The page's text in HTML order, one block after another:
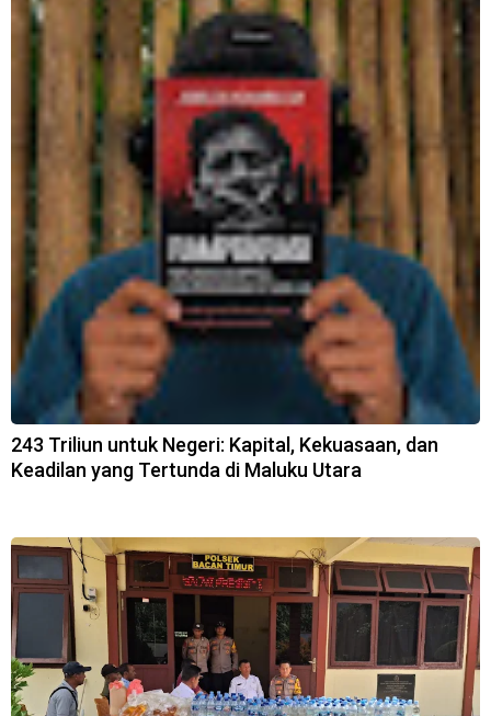
243 Triliun untuk Negeri: Kapital, Kekuasaan, dan
Keadilan yang Tertunda di Maluku Utara